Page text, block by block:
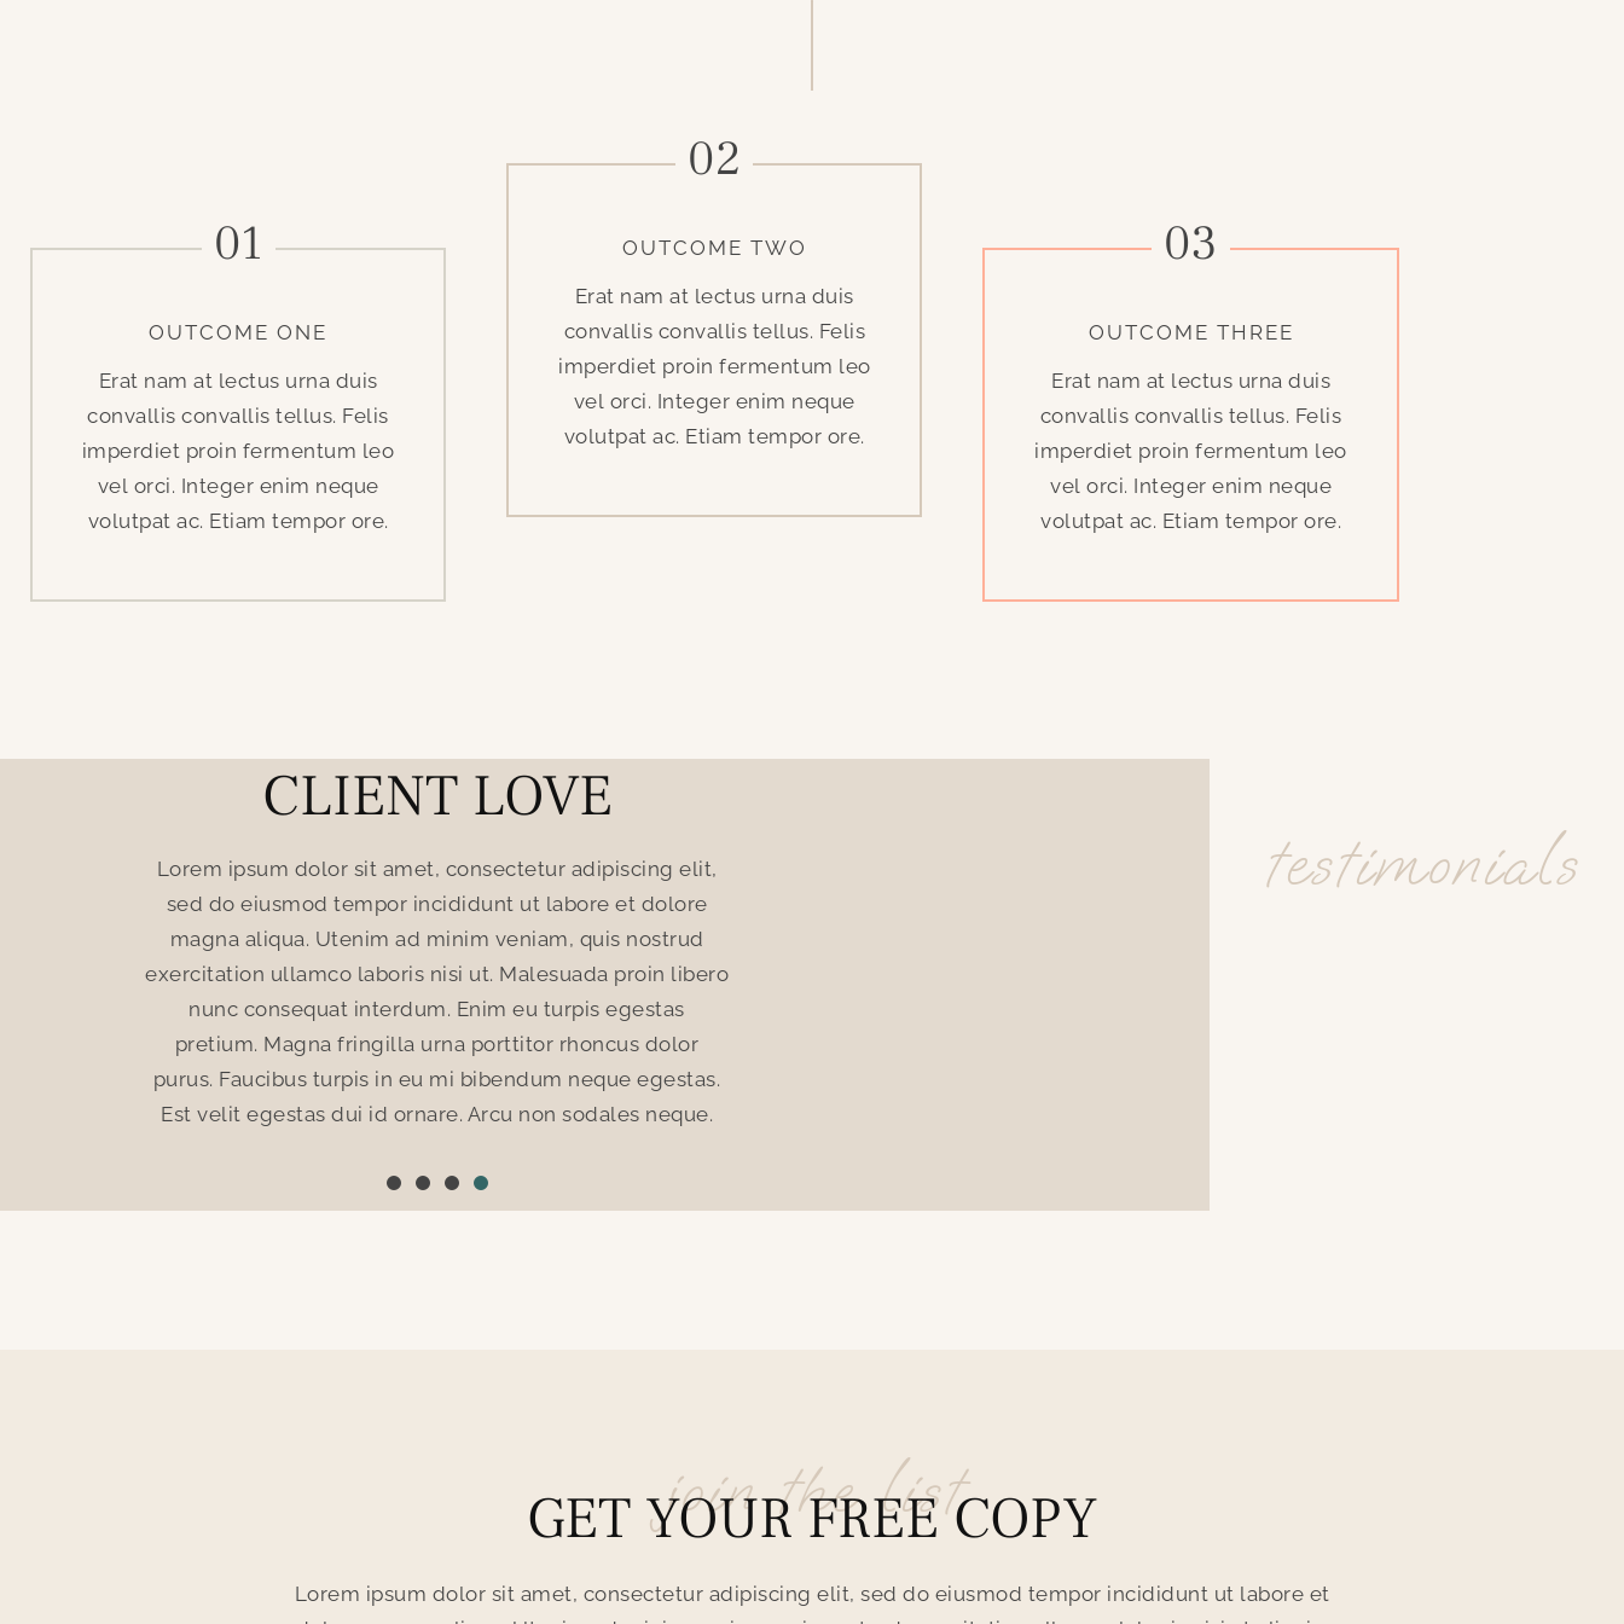
01
OUTCOME ONE
Erat nam at lectus urna duis
convallis convallis tellus. Felis
imperdiet proin fermentum leo
vel orci. Integer enim neque
volutpat ac. Etiam tempor ore.
02
OUTCOME TWO
Erat nam at lectus urna duis
convallis convallis tellus. Felis
imperdiet proin fermentum leo
vel orci. Integer enim neque
volutpat ac. Etiam tempor ore.
03
OUTCOME THREE
Erat nam at lectus urna duis
convallis convallis tellus. Felis
imperdiet proin fermentum leo
vel orci. Integer enim neque
volutpat ac. Etiam tempor ore.
CLIENT LOVE
Lorem ipsum dolor sit amet, consectetur adipiscing elit,
sed do eiusmod tempor incididunt ut labore et dolore
magna aliqua. Utenim ad minim veniam, quis nostrud
exercitation ullamco laboris nisi ut. Malesuada proin libero
nunc consequat interdum. Enim eu turpis egestas
pretium. Magna fringilla urna porttitor rhoncus dolor
purus. Faucibus turpis in eu mi bibendum neque egestas.
Est velit egestas dui id ornare. Arcu non sodales neque.
Lorem ipsum dolor sit amet, consectetur adipiscing elit,testimonials
join the list
GET YOUR FREE COPY
Lorem ipsum dolor sit amet, consectetur adipiscing elit, sed do eiusmod tempor incididunt ut labore et